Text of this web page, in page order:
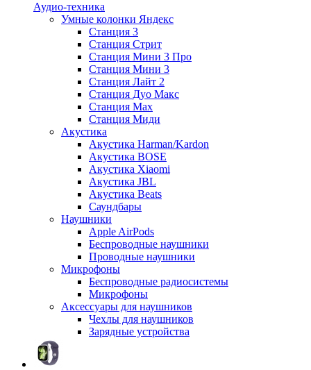
Аудио-техника
Умные колонки Яндекс
Станция 3
Станция Стрит
Станция Мини 3 Про
Станция Мини 3
Станция Лайт 2
Станция Дуо Макс
Станция Max
Станция Миди
Акустика
Акустика Harman/Kardon
Акустика BOSE
Акустика Xiaomi
Акустика JBL
Акустика Beats
Саундбары
Наушники
Apple AirPods
Беспроводные наушники
Проводные наушники
Микрофоны
Беспроводные радиосистемы
Микрофоны
Аксессуары для наушников
Чехлы для наушников
Зарядные устройства